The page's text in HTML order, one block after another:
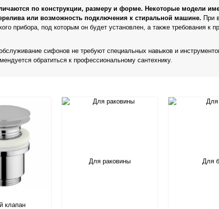
по конструкции, размеру и форме. Некоторые модели
или возможность подключения к стиральной машине. При
прибора, под которым он будет установлен, а также требования к
сифонов не требуют специальных навыков и
обратиться к профессиональному сантехнику.
клапан
Для раковины Для